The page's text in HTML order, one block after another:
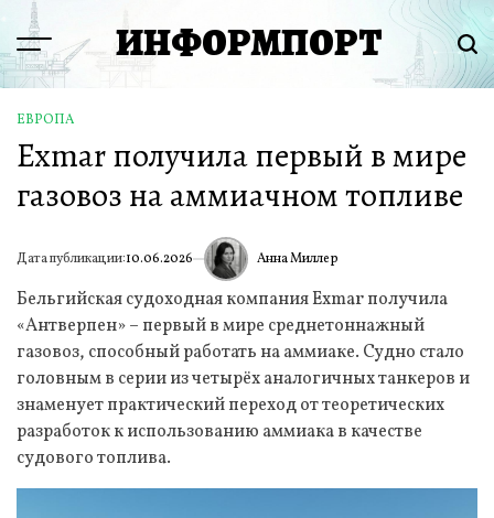
Перейти
содержимому
Menu ИНФОРМПОРТ
ОПУБЛИКОВАНО
В
ЕВРОПА
Exmar получила первый в мире
газовоз на аммиачном топливе
Дата публикации:10.06.2026 ИА Анна Миллер
Бельгийская судоходная компания Exmar получила
«Антверпен» – первый в мире среднетоннажный
газовоз, способный работать на аммиаке. Судно стало
головным в серии из четырёх аналогичных танкеров и
знаменует практический переход от теоретических
разработок к использованию аммиака в качестве
судового топлива.